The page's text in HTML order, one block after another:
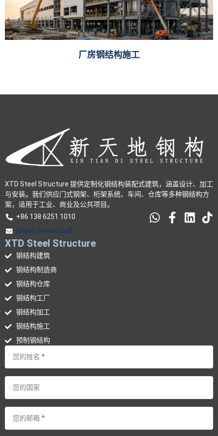
厂房钢结构施工
XTD Steel Structure 提供定制化钢结构装配式建筑，涵盖设计、加工
与安装。我们供应门式钢架、桁架系统、车间、仓库等多种钢结构方
案，适用于工业、商业及公共项目。
+86 138 6251 1010
[email protected]
XTD Steel Structure
钢结构建筑
钢结构制造商
钢结构仓库
钢结构工厂
钢结构加工
钢结构施工
预制钢结构